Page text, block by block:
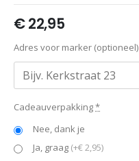
€22,95
Adres voor marker (optioneel)
Cadeauverpakking*
Nee, dank je
Ja, graag (+€ 2,95)